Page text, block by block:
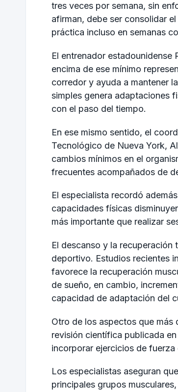
tres veces por semana, sin
afirman, debe ser consolidar
práctica incluso en semanas
El entrenador estadounidense
encima de ese mínimo
corredor y ayuda a mantener
simples genera adaptaciones
con el paso del tiempo.
En ese mismo sentido, el
Tecnológico de Nueva York,
cambios mínimos en el
frecuentes acompañados de
El especialista recordó
capacidades físicas
más importante que realizar
El descanso y la recuperación
deportivo. Estudios recientes
favorece la recuperación
de sueño, en cambio,
capacidad de adaptación del
Otro de los aspectos que más
revisión científica publicada
incorporar ejercicios de
Los especialistas aseguran
principales grupos